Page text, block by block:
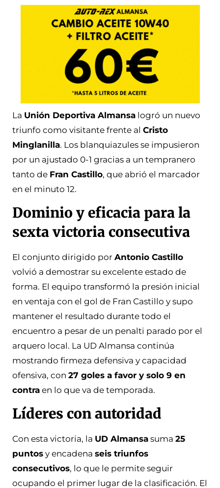
La Unión Deportiva Almansa logró un nuevo
triunfo como visitante frente al Cristo
Minglanilla. Los blanquiazules se impusieron
por un ajustado 0-1 gracias a un tempranero
tanto de Fran Castillo, que abrió el marcador
en el minuto 12.
Dominio y eficacia para la
sexta victoria consecutiva
El conjunto dirigido por Antonio Castillo
volvió a demostrar su excelente estado de
forma. El equipo transformó la presión inicial
en ventaja con el gol de Fran Castillo y supo
mantener el resultado durante todo el
encuentro a pesar de un penalti parado por el
arquero local. La UD Almansa continúa
mostrando firmeza defensiva y capacidad
ofensiva, con 27 goles a favor y solo 9 en
contra en lo que va de temporada.
Líderes con autoridad
Con esta victoria, la UD Almansa suma 25
puntos y encadena seis triunfos
consecutivos, lo que le permite seguir
ocupando el primer lugar de la clasificación. El